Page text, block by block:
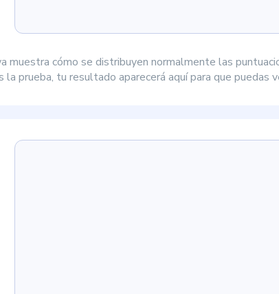
muestra cómo se distribuyen normalmente las
la prueba, tu resultado aparecerá aquí para que puedas